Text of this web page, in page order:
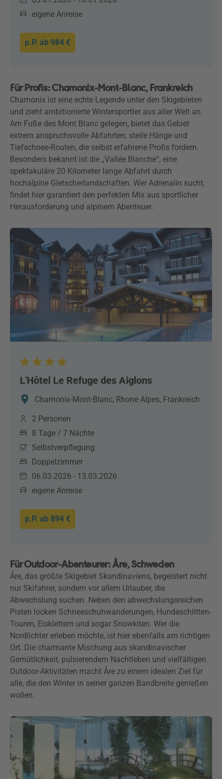
eigene Anreise
p.P. ab 984 €
Für Profis: Chamonix-Mont-Blanc, Frankreich
Chamonix ist eine echte Legende unter den Skigebieten
und zieht ambitionierte Wintersportler aus aller Welt an.
Am Fuße des Mont Blanc gelegen, bietet das Gebiet
extrem anspruchsvolle Abfahrten, steile Hänge und
Tiefschnee-Routen, die selbst erfahrene Profis fordern.
Besonders bekannt ist die „Vallée Blanche“, eine
spektakuläre 20 Kilometer lange Abfahrt durch
hochalpine Gletscherlandschaften. Wer Adrenalin sucht,
findet hier garantiert den perfekten Mix aus sportlicher
Herausforderung und alpinem Abenteuer.
L'Hôtel Le Refuge des Aiglons
Chamonix-Mont-Blanc, Rhone Alpes, Frankreich
2 Personen
8 Tage / 7 Nächte
Selbstverpflegung
Doppelzimmer
06.03.2026 - 13.03.2026
eigene Anreise
p.P. ab 894 €
Für Outdoor-Abenteurer: Åre, Schweden
Åre, das größte Skigebiet Skandinaviens, begeistert nicht
nur Skifahrer, sondern vor allem Urlauber, die
Abwechslung suchen. Neben den abwechslungsreichen
Pisten locken Schneeschuhwanderungen, Hundeschlitten-
Touren, Eisklettern und sogar Snowkiten. Wer die
Nordlichter erleben möchte, ist hier ebenfalls am richtigen
Ort. Die charmante Mischung aus skandinavischer
Gemütlichkeit, pulsierendem Nachtleben und vielfältigen
Outdoor-Aktivitäten macht Åre zu einem idealen Ziel für
alle, die den Winter in seiner ganzen Bandbreite genießen
wollen.